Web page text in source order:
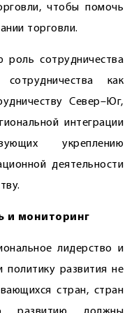
чтобы помочь
торговли.
сотрудничества
как
Север–Юг,
интеграции
укреплению
деятельности
и мониторинг
лидерство и
политику развития не
стран, стран